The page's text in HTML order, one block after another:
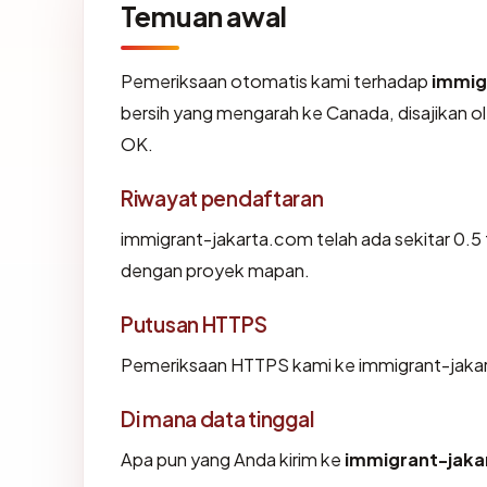
Temuan awal
Pemeriksaan otomatis kami terhadap
bersih yang mengarah ke Canada, disajikan
OK.
Riwayat pendaftaran
immigrant-jakarta.com telah ada sekitar 0.5
dengan proyek mapan.
Putusan HTTPS
Pemeriksaan HTTPS kami ke immigrant-
Di mana data tinggal
Apa pun yang Anda kirim ke immigrant-